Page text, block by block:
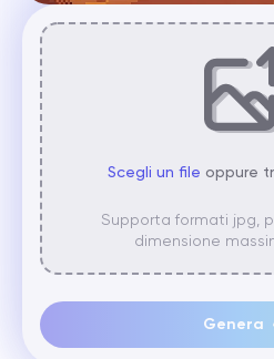
Scegli un file oppure
Supporta formati jpg,
dimensione
Genera